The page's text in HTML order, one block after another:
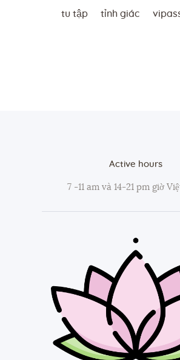
tu tập tỉnh giác
Active hours
7 -11 am và 14-21 pm giờ